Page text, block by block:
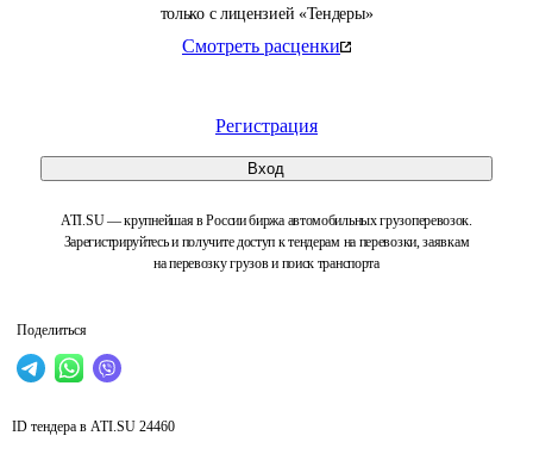
только с лицензией «Тендеры»
Смотреть расценки
Регистрация
Вход
ATI.SU — крупнейшая в России биржа автомобильных грузоперевозок.
Зарегистрируйтесь и получите доступ к тендерам на перевозки, заявкам
на перевозку грузов и поиск транспорта
Поделиться
ID тендера в ATI.SU 24460